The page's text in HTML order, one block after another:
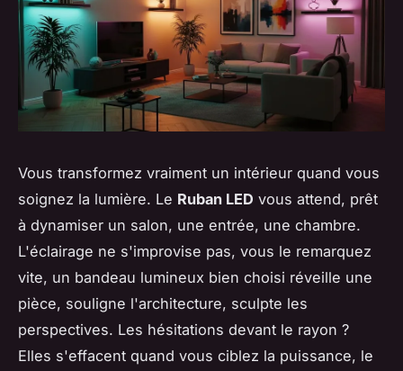
Vous transformez vraiment un intérieur quand vous
soignez la lumière. Le Ruban LED vous attend, prêt
à dynamiser un salon, une entrée, une chambre.
L'éclairage ne s'improvise pas, vous le remarquez
vite, un bandeau lumineux bien choisi réveille une
pièce, souligne l'architecture, sculpte les
perspectives. Les hésitations devant le rayon ?
Elles s'effacent quand vous ciblez la puissance, le